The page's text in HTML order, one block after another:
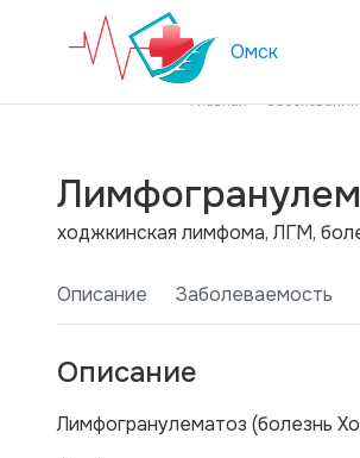
Омск
Главная Заболевания
ходжкинская лимфома, ЛГМ,
Описание Заболеваемость
Описание
Лимфогранулематоз (болезнь